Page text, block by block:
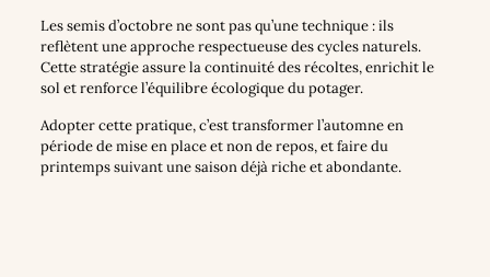
Les semis d’octobre ne sont pas qu’une technique : ils
reflètent une approche respectueuse des cycles naturels.
Cette stratégie assure la continuité des récoltes, enrichit le
sol et renforce l’équilibre écologique du potager.
Adopter cette pratique, c’est transformer l’automne en
période de mise en place et non de repos, et faire du
printemps suivant une saison déjà riche et abondante.